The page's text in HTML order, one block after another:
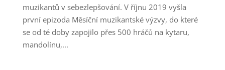
muzikantů v sebezlepšování. V říjnu 2019 vyšla
první epizoda Měsíční muzikantské výzvy, do které
se od té doby zapojilo přes 500 hráčů na kytaru,
mandolínu,...